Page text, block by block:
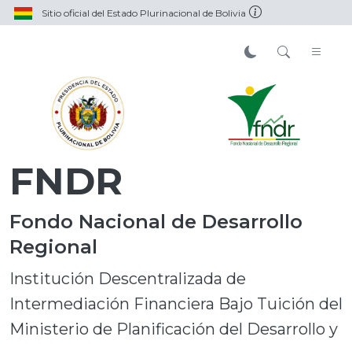
Sitio oficial del Estado Plurinacional de Bolivia
FNDR
Fondo Nacional de Desarrollo
Regional
Institución Descentralizada de
Intermediación Financiera Bajo Tuición del
Ministerio de Planificación del Desarrollo y